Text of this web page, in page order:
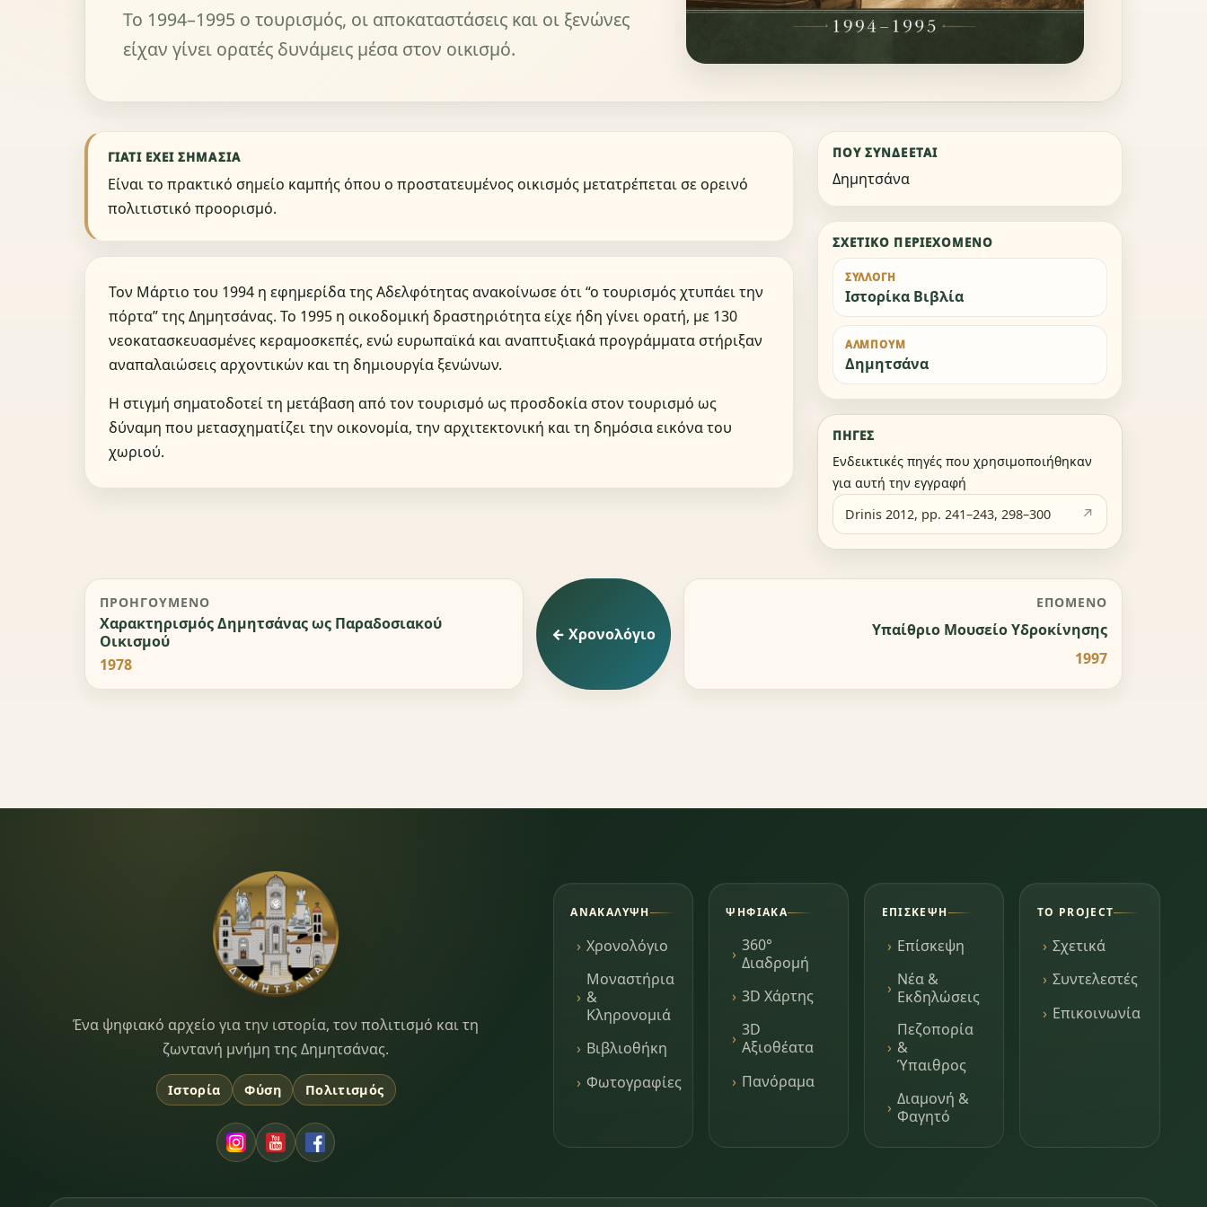
Το 1994–1995 ο τουρισμός, οι αποκαταστάσεις και οι ξενώνες
είχαν γίνει ορατές δυνάμεις μέσα στον οικισμό.
ΓΙΑΤΊ ΈΧΕΙ ΣΗΜΑΣΊΑ
Είναι το πρακτικό σημείο καμπής όπου ο προστατευμένος οικισμός μετατρέπεται σε ορεινό
πολιτιστικό προορισμό.
Τον Μάρτιο του 1994 η εφημερίδα της Αδελφότητας ανακοίνωσε ότι “ο τουρισμός χτυπάει την
πόρτα” της Δημητσάνας. Το 1995 η οικοδομική δραστηριότητα είχε ήδη γίνει ορατή, με 130
νεοκατασκευασμένες κεραμοσκεπές, ενώ ευρωπαϊκά και αναπτυξιακά προγράμματα στήριξαν
αναπαλαιώσεις αρχοντικών και τη δημιουργία ξενώνων.
Η στιγμή σηματοδοτεί τη μετάβαση από τον τουρισμό ως προσδοκία στον τουρισμό ως
δύναμη που μετασχηματίζει την οικονομία, την αρχιτεκτονική και τη δημόσια εικόνα του
χωριού.
ΠΟΎ ΣΥΝΔΈΕΤΑΙ
Δημητσάνα
ΣΧΕΤΙΚΌ ΠΕΡΙΕΧΌΜΕΝΟ
ΣΥΛΛΟΓΉ
Ιστορίκα Βιβλία
ΆΛΜΠΟΥΜ
Δημητσάνα
ΠΗΓΈΣ
Ενδεικτικές πηγές που χρησιμοποιήθηκαν
για αυτή την εγγραφή
Drinis 2012, pp. 241–243, 298–300
ΠΡΟΗΓΟΎΜΕΝΟ
Χαρακτηρισμός Δημητσάνας ως Παραδοσιακού
Οικισμού
1978
← Χρονολόγιο
ΕΠΌΜΕΝΟ
Υπαίθριο Μουσείο Υδροκίνησης
1997
Dimitsana.gr
Ένα ψηφιακό αρχείο για την ιστορία, τον πολιτισμό και τη
ζωντανή μνήμη της Δημητσάνας.
Ιστορία Φύση Πολιτισμός
ΑΝΑΚΆΛΥΨΗ
Χρονολόγιο
Μοναστήρια
&
Κληρονομιά
Βιβλιοθήκη
Φωτογραφίες
ΨΗΦΙΑΚΆ
360°
Διαδρομή
3D Χάρτης
3D
Αξιοθέατα
Πανόραμα
ΕΠΊΣΚΕΨΗ
Επίσκεψη
Νέα &
Εκδηλώσεις
Πεζοπορία
&
Ύπαιθρος
Διαμονή &
Φαγητό
ΤΟ PROJECT
Σχετικά
Συντελεστές
Επικοινωνία